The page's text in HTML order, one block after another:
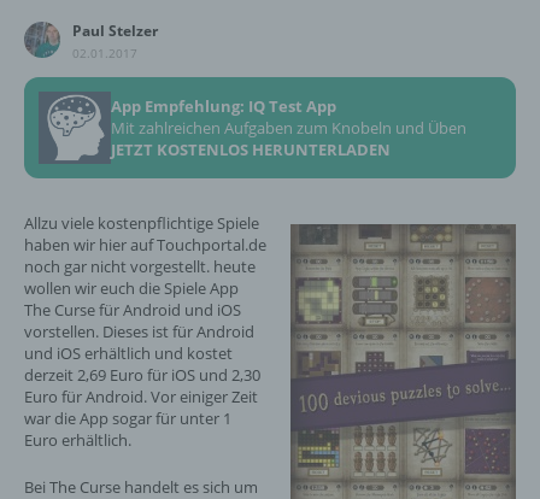
Paul Stelzer
02.01.2017
App Empfehlung: IQ Test App
Mit zahlreichen Aufgaben zum Knobeln und Üben
JETZT KOSTENLOS HERUNTERLADEN
Allzu viele kostenpflichtige Spiele
haben wir hier auf Touchportal.de
noch gar nicht vorgestellt. heute
wollen wir euch die Spiele App
The Curse für Android und iOS
vorstellen. Dieses ist für Android
und iOS erhältlich und kostet
derzeit 2,69 Euro für iOS und 2,30
Euro für Android. Vor einiger Zeit
war die App sogar für unter 1
Euro erhältlich.
Bei The Curse handelt es sich um